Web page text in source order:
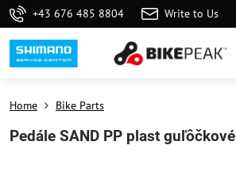
+43 676 485 8804 Write to Us
Home Bike Parts
Pedále SAND PP plast guľôčkové